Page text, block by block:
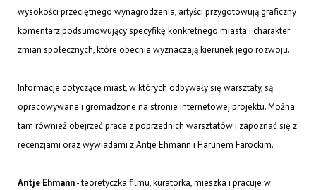
wysokości przeciętnego wynagrodzenia, artyści przygotowują graficzny
komentarz podsumowujący specyfikę konkretnego miasta i charakter
zmian społecznych, które obecnie wyznaczają kierunek jego rozwoju.
Informacje dotyczące miast, w których odbywały się warsztaty, są
opracowywane i gromadzone na stronie internetowej projektu. Można
tam również obejrzeć prace z poprzednich warsztatów i zapoznać się z
recenzjami oraz wywiadami z Antje Ehmann i Harunem Farockim.
Antje Ehmann- teoretyczka filmu, kuratorka, mieszka i pracuje w